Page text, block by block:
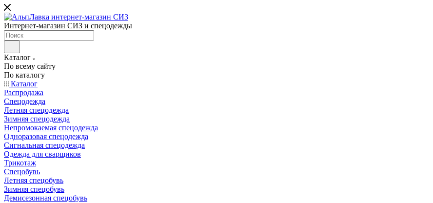
Интернет-магазин СИЗ и спецодежды
Каталог
По всему сайту
По каталогу
Каталог
Распродажа
Спецодежда
Летняя спецодежда
Зимняя спецодежда
Непромокаемая спецодежда
Одноразовая спецодежда
Сигнальная спецодежда
Одежда для сварщиков
Трикотаж
Спецобувь
Летняя спецобувь
Зимняя спецобувь
Демисезонная спецобувь